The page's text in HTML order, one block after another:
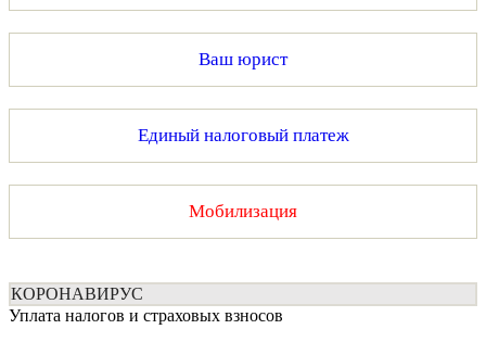
Ваш юрист
Единый налоговый платеж
Мобилизация
КОРОНАВИРУС
Уплата налогов и страховых взносов